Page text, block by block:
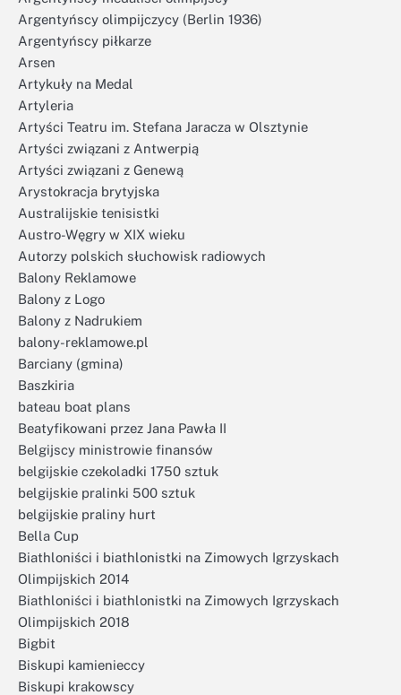
Argentyńscy olimpijczycy (Berlin 1936)
Argentyńscy piłkarze
Arsen
Artykuły na Medal
Artyleria
Artyści Teatru im. Stefana Jaracza w Olsztynie
Artyści związani z Antwerpią
Artyści związani z Genewą
Arystokracja brytyjska
Australijskie tenisistki
Austro-Węgry w XIX wieku
Autorzy polskich słuchowisk radiowych
Balony Reklamowe
Balony z Logo
Balony z Nadrukiem
balony-reklamowe.pl
Barciany (gmina)
Baszkiria
bateau boat plans
Beatyfikowani przez Jana Pawła II
Belgijscy ministrowie finansów
belgijskie czekoladki 1750 sztuk
belgijskie pralinki 500 sztuk
belgijskie praliny hurt
Bella Cup
Biathloniści i biathlonistki na Zimowych Igrzyskach
Olimpijskich 2014
Biathloniści i biathlonistki na Zimowych Igrzyskach
Olimpijskich 2018
Bigbit
Biskupi kamienieccy
Biskupi krakowscy